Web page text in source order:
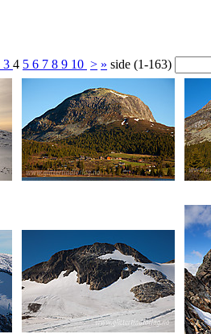
3 4 5 6 7 8 9 10 > » side (1-163)